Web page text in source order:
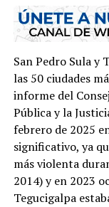
San Pedro Sula y
las 50 ciudades
informe del
Pública y la
febrero de 2025
significativo, ya
más violenta
2014) y en 2023
Tegucigalpa